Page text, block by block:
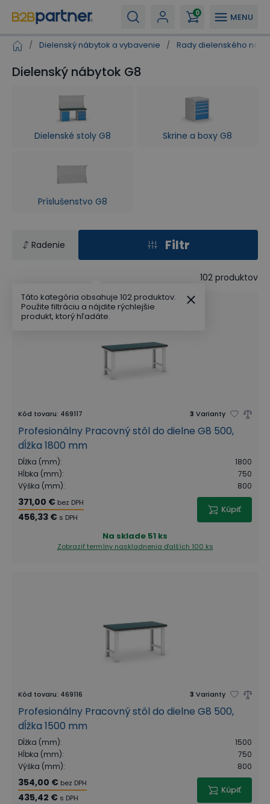
MENU
0
/ Dielenský nábytok a vybavenie / Rady dielenského
Dielenský nábytok G8
Dielenské stoly G8 Skrine a boxy G8
Príslušenstvo G8
Radenie Filtr
102 produktov
Kód tovaru: 469117 3 Varianty
Profesionálny Pracovný stôl do dielne G8 500,
dĺžka 1800 mm
Dĺžka (mm):
1800
Hĺbka (mm):
750
Výška (mm): 800
371,00 € bez DPH
456,33 € s DPH
Kúpiť
Na sklade 51 ks
Zobraziť termíny naskladnenia ďalších 100 ks
Kód tovaru: 469116 3 Varianty
Profesionálny Pracovný stôl do dielne G8 500,
dĺžka 1500 mm
Dĺžka (mm):
1500
Hĺbka (mm):
750
Výška (mm): 800
354,00 € bez DPH
435,42 € s DPH
Kúpiť
Táto kategória obsahuje 102 produktov.
Použite filtráciu a nájdite rýchlejšie
produkt, ktorý hľadáte.